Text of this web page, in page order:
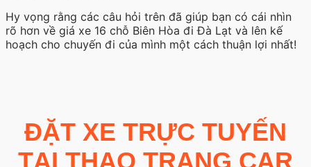
Hy vọng rằng các câu hỏi trên đã giúp bạn có cái nhìn
rõ hơn về giá xe 16 chỗ Biên Hòa đi Đà Lạt và lên kế
hoạch cho chuyến đi của mình một cách thuận lợi nhất!
ĐẶT XE TRỰC TUYẾN
TẠI THAO TRANG CAR